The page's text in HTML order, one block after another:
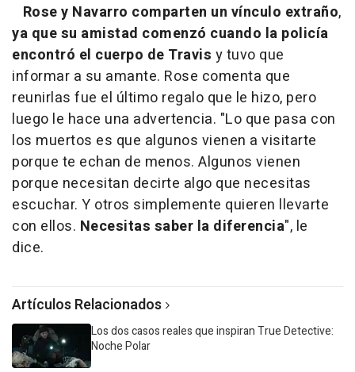
Rose y Navarro comparten un vínculo extraño,
ya que su amistad comenzó cuando la policía
encontró el cuerpo de Travis y tuvo que
informar a su amante. Rose comenta que
reunirlas fue el último regalo que le hizo, pero
luego le hace una advertencia. "Lo que pasa con
los muertos es que algunos vienen a visitarte
porque te echan de menos. Algunos vienen
porque necesitan decirte algo que necesitas
escuchar. Y otros simplemente quieren llevarte
con ellos. Necesitas saber la diferencia", le
dice.
Artículos Relacionados
Los dos casos reales que inspiran True Detective:
Noche Polar